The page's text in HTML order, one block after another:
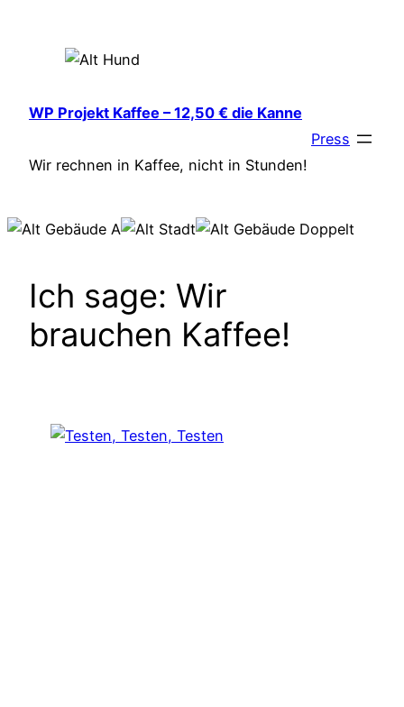
springen
WP Projekt Kaffee – 12,50 € die Kanne
Wir rechnen in Kaffee, nicht in Stunden!
Press
Ich sage: Wir
brauchen Kaffee!